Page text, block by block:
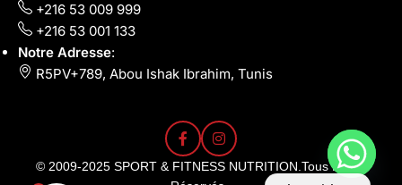
+216 53 009 999
+216 53 001 133
Notre Adresse:
R5PV+789, Abou Ishak Ibrahim, Tunis
© 2009-2025SPORT & FITNESS NUTRITION .Tous Droits